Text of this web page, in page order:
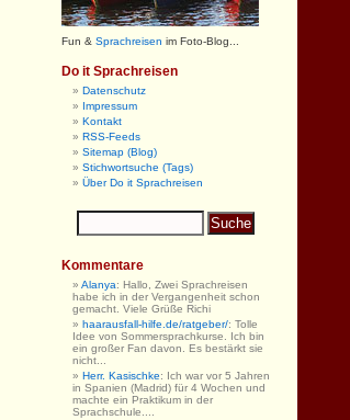
Fun & Sprachreisen im Foto-Blog...
Do it Sprachreisen
Datenschutz
Impressum
Kontakt
RSS-Feeds
Sitemap (Blog)
Stichwortsuche (Tags)
Über Do it Sprachreisen
Kommentare
Alanya: Hallo, Zwei Sprachreisen
habe ich in der Vergangenheit schon
gemacht. Viele Grüße Richi
haarausfall-hilfe.de/ratgeber/: Tolle
Idee von Sommersprachkurse. Ich bin
ein großer Fan davon. Es bestärkt sie
nicht...
Herr. Kasischke: Ich war vor 5 Jahren
in Spanien (Madrid) für 4 Wochen und
machte ein Praktikum in der
Sprachschule....